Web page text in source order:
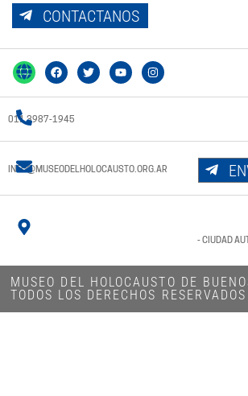
CONTACTANOS
011 3987-1945
INFO@MUSEODELHOLOCAUSTO.ORG.AR
- CIUDAD
MUSEO DEL HOLOCAUSTO DE
TODOS LOS DERECHOS RESERVADOS